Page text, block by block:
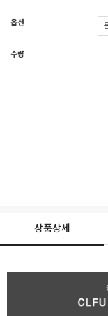
옵션
수량
상품상세